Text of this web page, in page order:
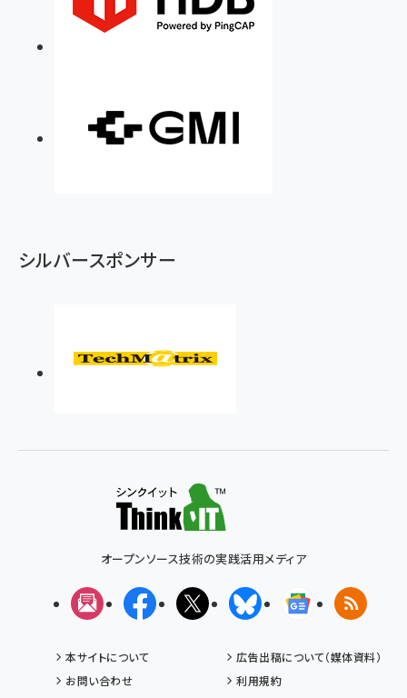
シルバースポンサー
オープンソース技術の実践活用メディア
メルマガFacebookX(エックス)BlueskyGoogleニュ
RSS
本サイトについて
広告出稿について（媒体資料）
お問い合わせ
利用規約